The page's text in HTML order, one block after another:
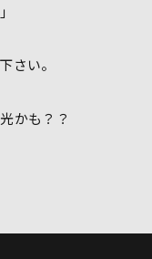
さい。
かも？？